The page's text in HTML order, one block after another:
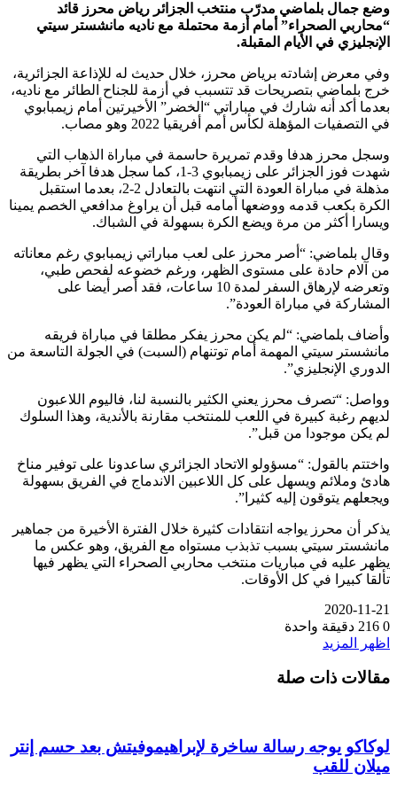
وضع جمال بلماضي مدرّب منتخب الجزائر رياض محرز قائد
“محاربي الصحراء” أمام أزمة محتملة مع ناديه مانشستر سيتي
الإنجليزي في الأيام المقبلة.
وفي معرض إشادته برياض محرز، خلال حديث له للإذاعة الجزائرية،
خرج بلماضي بتصريحات قد تتسبب في أزمة للجناح الطائر مع ناديه،
بعدما أكد أنه شارك في مباراتي “الخضر” الأخيرتين أمام زيمبابوي
في التصفيات المؤهلة لكأس أمم أفريقيا 2022 وهو مصاب.
وسجل محرز هدفا وقدم تمريرة حاسمة في مباراة الذهاب التي
شهدت فوز الجزائر على زيمبابوي 3-1، كما سجل هدفا آخر بطريقة
مذهلة في مباراة العودة التي انتهت بالتعادل 2-2، بعدما استقبل
الكرة بكعب قدمه ووضعها أمامه قبل أن يراوغ مدافعي الخصم يمينا
ويسارا أكثر من مرة ويضع الكرة بسهولة في الشباك.
وقال بلماضي: “أصر محرز على لعب مباراتي زيمبابوي رغم معاناته
من آلام حادة على مستوى الظهر، ورغم خضوعه لفحص طبي،
وتعرضه لإرهاق السفر لمدة 10 ساعات، فقد أصر أيضا على
المشاركة في مباراة العودة”.
وأضاف بلماضي: “لم يكن محرز يفكر مطلقا في مباراة فريقه
مانشستر سيتي المهمة أمام توتنهام (السبت) في الجولة التاسعة من
الدوري الإنجليزي”.
وواصل: “تصرف محرز يعني الكثير بالنسبة لنا، فاليوم اللاعبون
لديهم رغبة كبيرة في اللعب للمنتخب مقارنة بالأندية، وهذا السلوك
لم يكن موجودا من قبل”.
واختتم بالقول: “مسؤولو الاتحاد الجزائري ساعدونا على توفير مناخ
هادئ وملائم ويسهل على كل اللاعبين الاندماج في الفريق بسهولة
ويجعلهم يتوقون إليه كثيرا”.
يذكر أن محرز يواجه انتقادات كثيرة خلال الفترة الأخيرة من جماهير
مانشستر سيتي بسبب تذبذب مستواه مع الفريق، وهو عكس ما
يظهر عليه في مباريات منتخب محاربي الصحراء التي يظهر فيها
تألقا كبيرا في كل الأوقات.
2020-11-21
0
دقيقة واحدة
اظهر المزيد
مقالات ذات صلة
لوكاكو يوجه رسالة ساخرة لإبراهيموفيتش بعد حسم إنتر
ميلان للقب